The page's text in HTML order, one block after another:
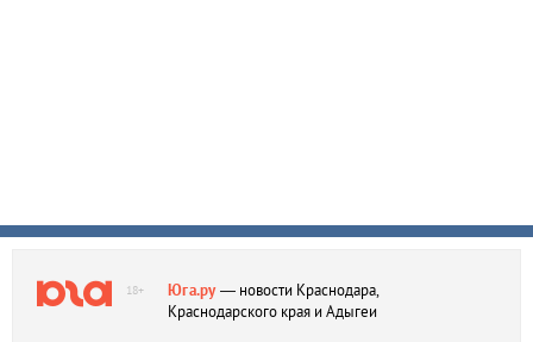
18+ Юга.ру— новости Краснодара,
Краснодарского края и Адыгеи